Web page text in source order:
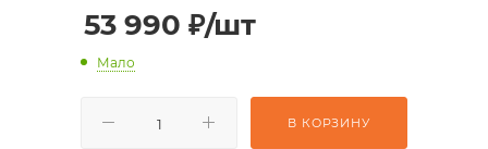
53 990 ₽/шт
Мало
В КОРЗИНУ